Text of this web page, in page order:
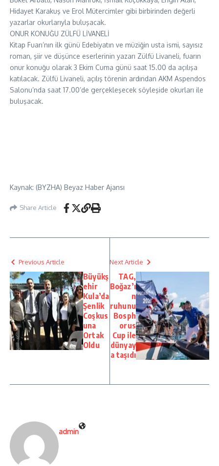
Hidayet Karakuş ve Erol Mütercimler gibi birbirinden değerli
yazarlar okurlarıyla buluşacak.
ONUR KONUĞU ZÜLFÜ LİVANELİ
Kitap Fuarı’nın ilk günü Edebiyatın ve müziğin usta ismi, sayısız
roman, şiir ve düşünce eserlerinin yazarı Zülfü Livaneli, fuarın
onur konuğu olarak 3 Ekim Cuma günü saat 15.00 da açılışa
katılacak. Zülfü Livaneli, açılış törenin ardından AKM Aspendos
Salonu’nda saat 17.00’de gerçekleşecek söyleşide okurları ile
buluşacak.
Kaynak: (BYZHA) Beyaz Haber Ajansı
Share Article
Previous Article
Büyükş
ehir
Kula’da
Şenlik
Coşkus
una
Ortak
Oldu
Next Article
TAG,
Boğaz’ı
n
ruhunu
Bosph
orus
Cup ile
dünyay
a taşıdı
admin